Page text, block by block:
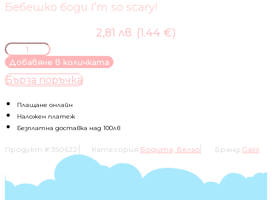
Бебешко боди I’m so scary!
2,81 лв. (1.44 €)
количество
за
Бебешко
боди
so
scary!
Добавяне в количката
Бърза поръчка
Плащане онлайн
Наложен платеж
Безплатна доставка над 100лв
Продукт # 350622 Категория Бодита, бельо Бранд Galix